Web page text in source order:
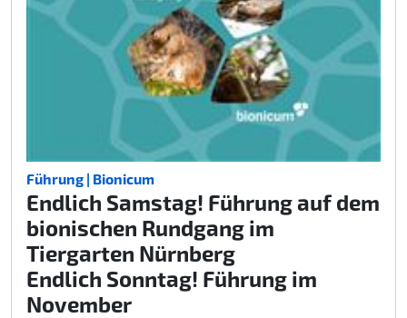
Führung | Bionicum
Endlich Samstag! Führung auf dem
bionischen Rundgang im
Tiergarten Nürnberg
Endlich Sonntag! Führung im
November